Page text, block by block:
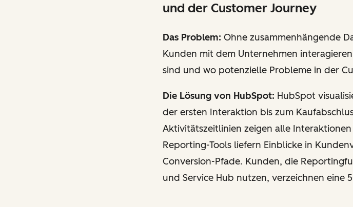
und der Customer Journey
Das Problem: Ohne zusammenhängende
Kunden mit dem Unternehmen
sind und wo potenzielle Probleme in der
Die Lösung von HubSpot: HubSpot
der ersten Interaktion bis zum
Aktivitätszeitlinien zeigen alle
Reporting-Tools liefern Einblicke in
Conversion-Pfade. Kunden, die
und Service Hub nutzen, verzeichnen eine